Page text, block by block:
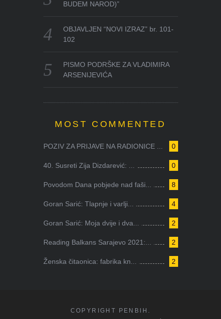
BUDEM NAROD)”
OBJAVLJEN “NOVI IZRAZ” br. 101-
102
PISMO PODRŠKE ZA VLADIMIRA
ARSENIJEVIĆA
MOST COMMENTED
0
POZIV ZA PRIJAVE NA RADIONICE ...
0
40. Susreti Zija Dizdarević: ...
8
Povodom Dana pobjede nad faši...
4
Goran Sarić: Tlapnje i varlji...
2
Goran Sarić: Moja dvije i dva...
2
Reading Balkans Sarajevo 2021:...
2
Ženska čitaonica: fabrika kn...
COPYRIGHT PENBIH.